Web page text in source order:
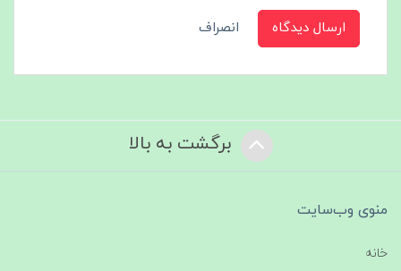
ارسال دیدگاه انصراف
برگشت به بالا
منوی وب‌سایت
خانه